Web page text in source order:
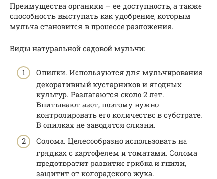
Преимущества органики — ее доступность, а также
способность выступать как удобрение, которым
мульча становится в процессе разложения.
Виды натуральной садовой мульчи:
Опилки. Используются для мульчирования
декоративный кустарников и ягодных
культур. Разлагаются около 2 лет.
Впитывают азот, поэтому нужно
контролировать его количество в субстрате.
В опилках не заводятся слизни.
Солома. Целесообразно использовать на
грядках с картофелем и томатами. Солома
предотвратит развитие грибка и гнили,
защитит от колорадского жука.